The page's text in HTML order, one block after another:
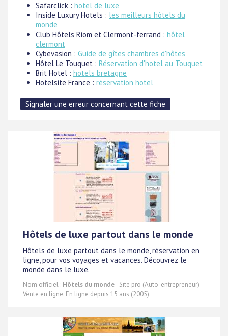
Safarclick : hotel de luxe
Inside Luxury Hotels : les meilleurs hôtels du
monde
Club Hôtels Riom et Clermont-ferrand : hôtel
clermont
Cybevasion : Guide de gîtes chambres d'hôtes
Hôtel Le Touquet : Réservation d'hotel au Touquet
Brit Hotel : hotels bretagne
Hotelsite France : réservation hotel
Hôtels de luxe partout dans le monde
Hôtels de luxe partout dans le monde, réservation en
ligne, pour vos voyages et vacances. Découvrez le
monde dans le luxe.
Nom officiel : Hôtels du monde- Site pro (Auto-entrepreneur) -
Vente en ligne. En ligne depuis 15 ans (2005).